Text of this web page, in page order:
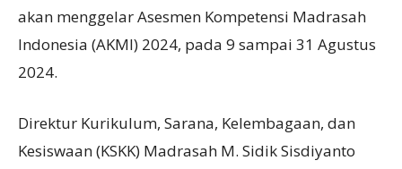
akan menggelar Asesmen Kompetensi Madrasah
Indonesia (AKMI) 2024, pada 9 sampai 31 Agustus
2024.
Direktur Kurikulum, Sarana, Kelembagaan, dan
Kesiswaan (KSKK) Madrasah M. Sidik Sisdiyanto